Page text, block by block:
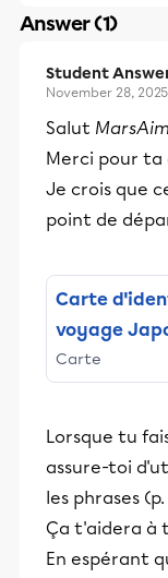
Answer (1)
Student
November 28, 2025
Salut
Merci pour ta
Je crois que
point de
Carte
voyage
Carte
Lorsque tu
assure-toi
les phrases
Ça t'aidera à
En espérant